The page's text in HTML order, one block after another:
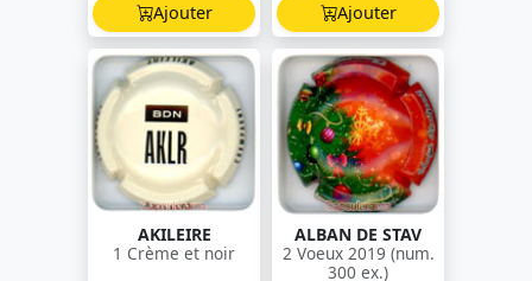
Ajouter Ajouter
AKILEIRE
1 Crème et noir
ALBAN DE STAV
2 Voeux 2019 (num.
300 ex.)